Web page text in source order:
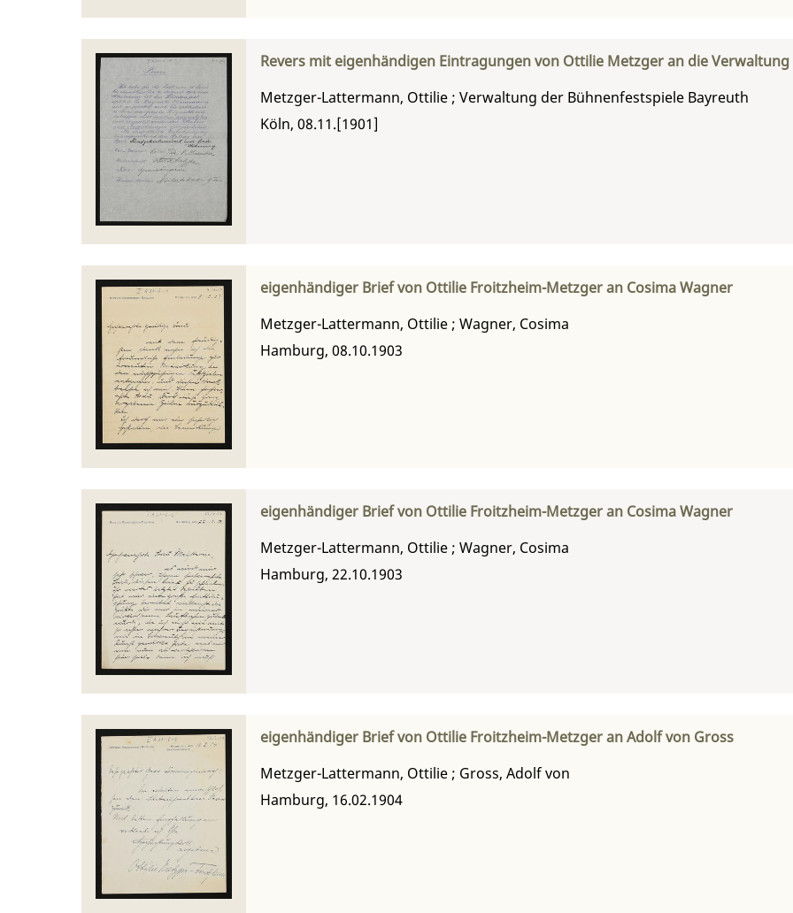
Revers mit eigenhändigen Eintragungen von Ottilie Metzger an die
Metzger-Lattermann, Ottilie ; Verwaltung der Bühnenfestspiele Bayreuth
Köln, 08.11.[1901]
eigenhändiger Brief von Ottilie Froitzheim-Metzger an Cosima Wagner
Metzger-Lattermann, Ottilie ; Wagner, Cosima
Hamburg, 08.10.1903
eigenhändiger Brief von Ottilie Froitzheim-Metzger an Cosima Wagner
Metzger-Lattermann, Ottilie ; Wagner, Cosima
Hamburg, 22.10.1903
eigenhändiger Brief von Ottilie Froitzheim-Metzger an Adolf von Gross
Metzger-Lattermann, Ottilie ; Gross, Adolf von
Hamburg, 16.02.1904